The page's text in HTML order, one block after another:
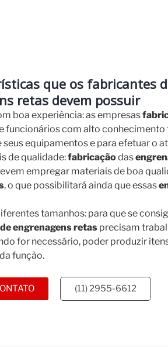
que os fabricantes
retas devem possuir
boa experiência: as empresas
funcionários com alto
seus equipamentos e para efetuar o
de qualidade:fabricaçãodas
empregar materiais de boa
, o que possibilitará ainda que essas
tamanhos: para que se
engrenagens retas precisam
for necessário, poder produzir
função.
(11) 2955-6612